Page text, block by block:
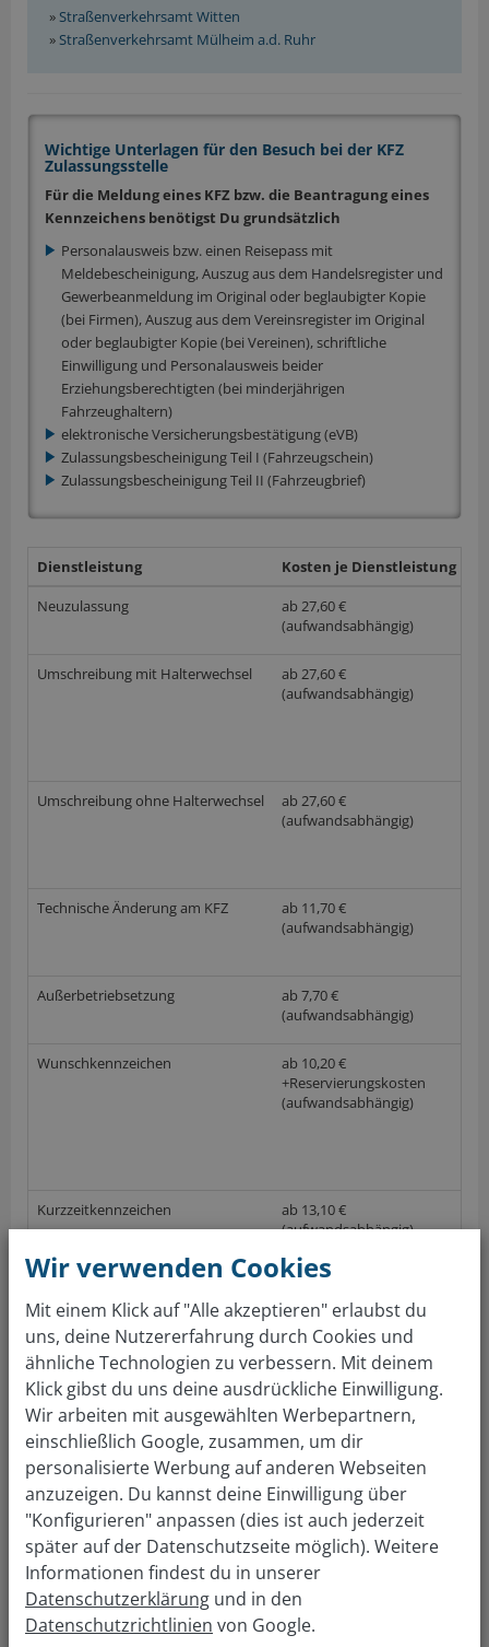
» Straßenverkehrsamt Witten
» Straßenverkehrsamt Mülheim a.d. Ruhr
Wichtige Unterlagen für den Besuch bei der KFZ
Zulassungsstelle
Für die Meldung eines KFZ bzw. die Beantragung eines
Kennzeichens benötigst Du grundsätzlich
Personalausweis bzw. einen Reisepass mit
Meldebescheinigung, Auszug aus dem Handelsregister und
Gewerbeanmeldung im Original oder beglaubigter Kopie
(bei Firmen), Auszug aus dem Vereinsregister im Original
oder beglaubigter Kopie (bei Vereinen), schriftliche
Einwilligung und Personalausweis beider
Erziehungsberechtigten (bei minderjährigen
Fahrzeughaltern)
elektronische Versicherungsbestätigung (eVB)
Zulassungsbescheinigung Teil I (Fahrzeugschein)
Zulassungsbescheinigung Teil II (Fahrzeugbrief)
Dienstleistung Kosten je Dienstleistung
Neuzulassung
ab 27,60 €
(aufwandsabhängig)
Umschreibung mit Halterwechsel
ab 27,60 €
(aufwandsabhängig)
Umschreibung ohne Halterwechsel
ab 27,60 €
(aufwandsabhängig)
Technische Änderung am KFZ
ab 11,70 €
(aufwandsabhängig)
Außerbetriebsetzung
ab 7,70 €
(aufwandsabhängig)
Wunschkennzeichen
ab 10,20 €
+Reservierungskosten
(aufwandsabhängig)
Kurzzeitkennzeichen
ab 13,10 €
(aufwandsabhängig)
(nach GebOSt, Anlage 1 (zu § 1), Stand 01.06.2017; keine Gewährleistung auf die
Richtigkeit der Preise im örtlichen Straßenverkehrsamt)
Gratis Autowert berechnen
Über 4 Mio Kunden sind überzeugt. Auto bewerten &
verkaufen: so einfach wie nie!
KFZ Zulassungsstelle
Dülmen
Adresse Führerscheinstelle:
Führerscheinstelle Dülmen
Kreuzweg 27
Wir verwenden Cookies
Mit einem Klick auf "Alle akzeptieren" erlaubst du
uns, deine Nutzererfahrung durch Cookies und
ähnliche Technologien zu verbessern. Mit deinem
Klick gibst du uns deine ausdrückliche Einwilligung.
Wir arbeiten mit ausgewählten Werbepartnern,
einschließlich Google, zusammen, um dir
personalisierte Werbung auf anderen Webseiten
anzuzeigen. Du kannst deine Einwilligung über
"Konfigurieren" anpassen (dies ist auch jederzeit
später auf der Datenschutzseite möglich). Weitere
Informationen findest du in unserer
Datenschutzerklärung und in den
Datenschutzrichtlinien von Google.